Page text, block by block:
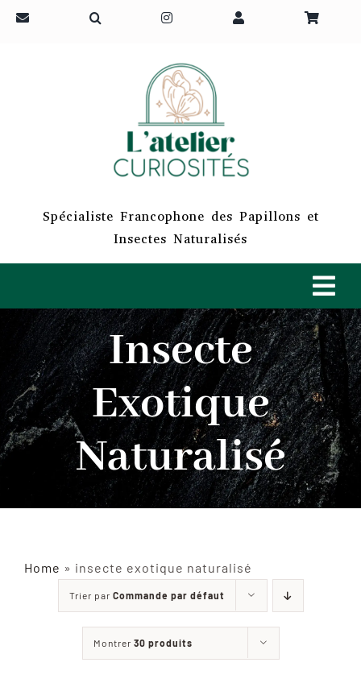
Passer
Spécialiste Francophone des Papillons et
Insectes Naturalisés
ACCUEIL
INSECTES NATURALISÉS
DÉCORATIONS
MATÉRIELS
À PROPOS
Insecte
Exotique
Naturalisé
Home » insecte exotique naturalisé
Trier par Commande par défaut
Montrer 30 produits